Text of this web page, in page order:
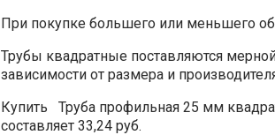
При покупке большего или меньшего
Трубы квадратные поставляются
зависимости от размера и
Купить Труба профильная 25 мм
составляет 33,24 руб.